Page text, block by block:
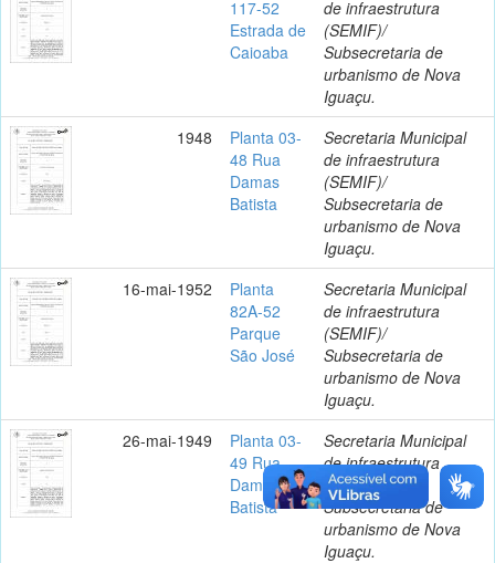
117-52
Estrada de
Caioaba
de infraestrutura
(SEMIF)/
Subsecretaria de
urbanismo de Nova
Iguaçu.
1948
Planta 03-
48 Rua
Damas
Batista
Secretaria Municipal
de infraestrutura
(SEMIF)/
Subsecretaria de
urbanismo de Nova
Iguaçu.
16-mai-1952
Planta
82A-52
Parque
São José
Secretaria Municipal
de infraestrutura
(SEMIF)/
Subsecretaria de
urbanismo de Nova
Iguaçu.
26-mai-1949
Planta 03-
49 Rua
Damas
Batista
Secretaria Municipal
de infraestrutura
(SEMIF)/
Subsecretaria de
urbanismo de Nova
Iguaçu.